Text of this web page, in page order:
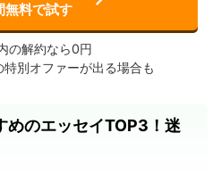
無料で試す
の解約なら0円
別オファーが出る場合も
めのエッセイTOP3！迷